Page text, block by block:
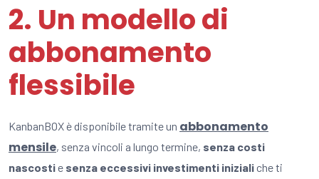
2. Un modello di
abbonamento
flessibile
KanbanBOX è disponibile tramite un abbonamento
mensile, senza vincoli a lungo termine, senza costi
nascostie senza eccessivi investimenti iniziali che ti